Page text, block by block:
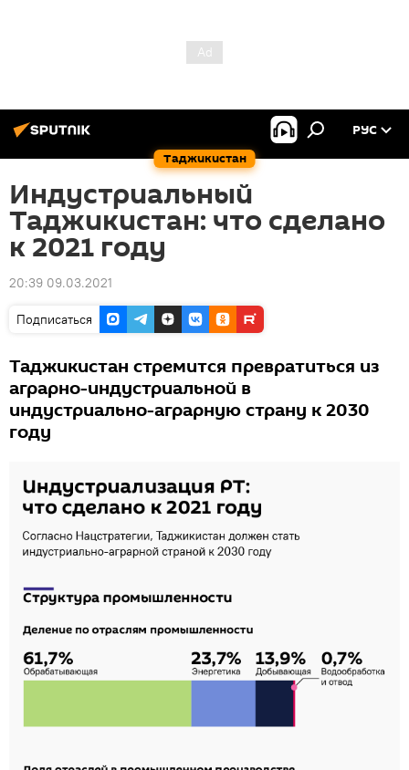
Таджикистан
РУС
Индустриальный
Таджикистан: что сделано
к 2021 году
20:39 09.03.2021
Подписаться
Таджикистан стремится превратиться из
аграрно-индустриальной в
индустриально-аграрную страну к 2030
году